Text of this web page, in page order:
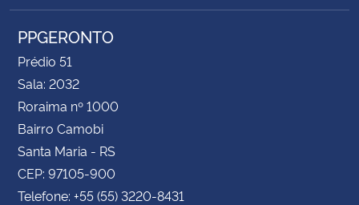
PPGERONTO
Prédio 51
Sala: 2032
Roraima nº 1000
Bairro Camobi
Santa Maria - RS
CEP: 97105-900
Telefone: +55 (55) 3220-8431